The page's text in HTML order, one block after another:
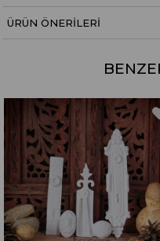
ÜRÜN ÖNERILERI